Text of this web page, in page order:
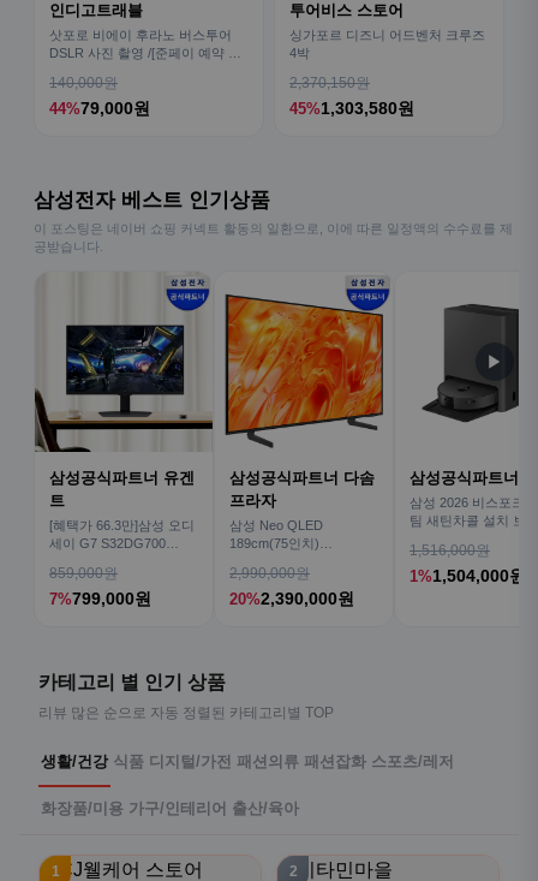
인디고트래블
삿포로 비에이 후라노 버스투어
DSLR 사진 촬영 /[준페이 예약 식
140,000원
44%79,000원
투어비스 스토어
싱가포르 디즈니 어드벤처 크루즈
4박
2,370,150원
45%1,303,580원
삼성전자 베스트 인기상품
이 포스팅은 네이버 쇼핑 커넥트 활동의 일환으로, 이에 따른 일정액의 수수료를 제
공받습니다.
삼성공식파트너 유겐
트
[혜택가 66.3만]삼성 오디
세이 G7 S32DG700
859,000원
7%799,000원
삼성공식파트너 다솜
프라자
삼성 Neo QLED
189cm(75인치)
TV
2,990,000원
20%2,390,000원
삼성공식파트너
삼성 2026 비스포크
팀 새틴차콜 설치 보
1,516,000원
1%1,504,000원
▶
카테고리 별 인기 상품
리뷰 많은 순으로 자동 정렬된 카테고리별 TOP
생활/건강 식품 디지털/가전 패션의류 패션잡화 스포츠/레저
화장품/미용 가구/인테리어 출산/육아
1 2